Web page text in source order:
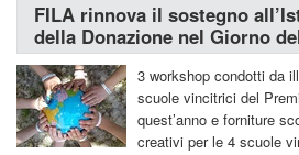
FILA rinnova il sostegno
della Donazione nel Giorno
3 workshop condotti da
scuole vincitrici del
quest’anno e forniture
creativi per le 4 scuole